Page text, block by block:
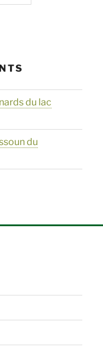
du lac
du